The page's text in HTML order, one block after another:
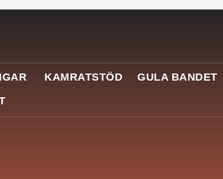
KAMRATSTÖD GULA BANDET